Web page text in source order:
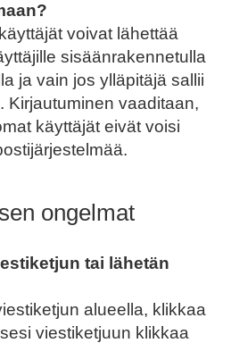
voivat lähettää
sisäänrakennetulla
ja vain jos ylläpitäjä sallii
Kirjautuminen vaaditaan,
käyttäjät eivät voisi
ongelmat
tai lähetän
alueella, klikkaa
viestiketjuun klikkaa